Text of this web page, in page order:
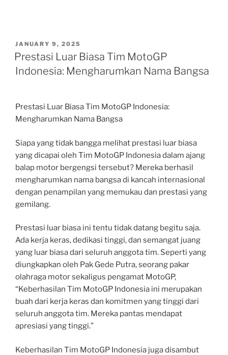
POSTED
ON
JANUARY 9, 2025
Prestasi Luar Biasa Tim MotoGP
Indonesia: Mengharumkan Nama Bangsa
Prestasi Luar Biasa Tim MotoGP Indonesia:
Mengharumkan Nama Bangsa
Siapa yang tidak bangga melihat prestasi luar biasa
yang dicapai oleh Tim MotoGP Indonesia dalam ajang
balap motor bergengsi tersebut? Mereka berhasil
mengharumkan nama bangsa di kancah internasional
dengan penampilan yang memukau dan prestasi yang
gemilang.
Prestasi luar biasa ini tentu tidak datang begitu saja.
Ada kerja keras, dedikasi tinggi, dan semangat juang
yang luar biasa dari seluruh anggota tim. Seperti yang
diungkapkan oleh Pak Gede Putra, seorang pakar
olahraga motor sekaligus pengamat MotoGP,
“Keberhasilan Tim MotoGP Indonesia ini merupakan
buah dari kerja keras dan komitmen yang tinggi dari
seluruh anggota tim. Mereka pantas mendapat
apresiasi yang tinggi.”
Keberhasilan Tim MotoGP Indonesia juga disambut